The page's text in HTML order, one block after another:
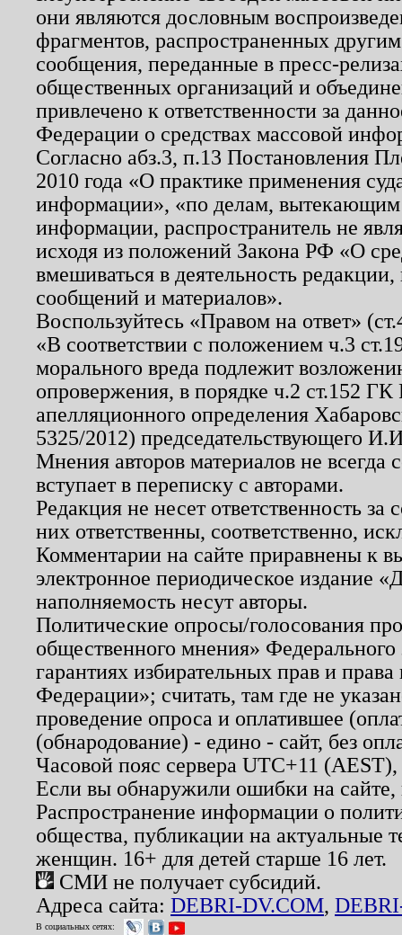
они являются дословным
фрагментов, распространенных
сообщения, переданные в пресс-
общественных организаций и
привлечено к ответственности за
Федерации о средствах массовой
Согласно абз.3, п.13 Постановления
2010 года «О практике применения
информации», «по делам, вытекающим
информации, распространитель не
исходя из положений Закона РФ «О
вмешиваться в деятельность
сообщений и материалов».
Воспользуйтесь «Правом на ответ»
«В соответствии с положением ч.3
морального вреда подлежит
опровержения, в порядке ч.2 ст.152
апелляционного определения
5325/2012) председательствующего
Мнения авторов материалов не
вступает в переписку с авторами.
Редакция не несет ответственность
них ответственны, соответственно,
Комментарии на сайте приравнены к
электронное периодическое издание
наполняемость несут авторы.
Политические опросы/голосования
общественного мнения»
гарантиях избирательных прав и
Федерации»; считать, там где не
проведение опроса и оплатившее
(обнародование) - едино - сайт, без
Часовой пояс сервера UTC+11
Если вы обнаружили ошибки на
Распространение информации о
общества, публикации на актуальные
женщин. 16+ для детей старше 16 лет.
СМИ не получает субсидий.
Адреса сайта: DEBRI-DV.COM,
В социальных сетях: